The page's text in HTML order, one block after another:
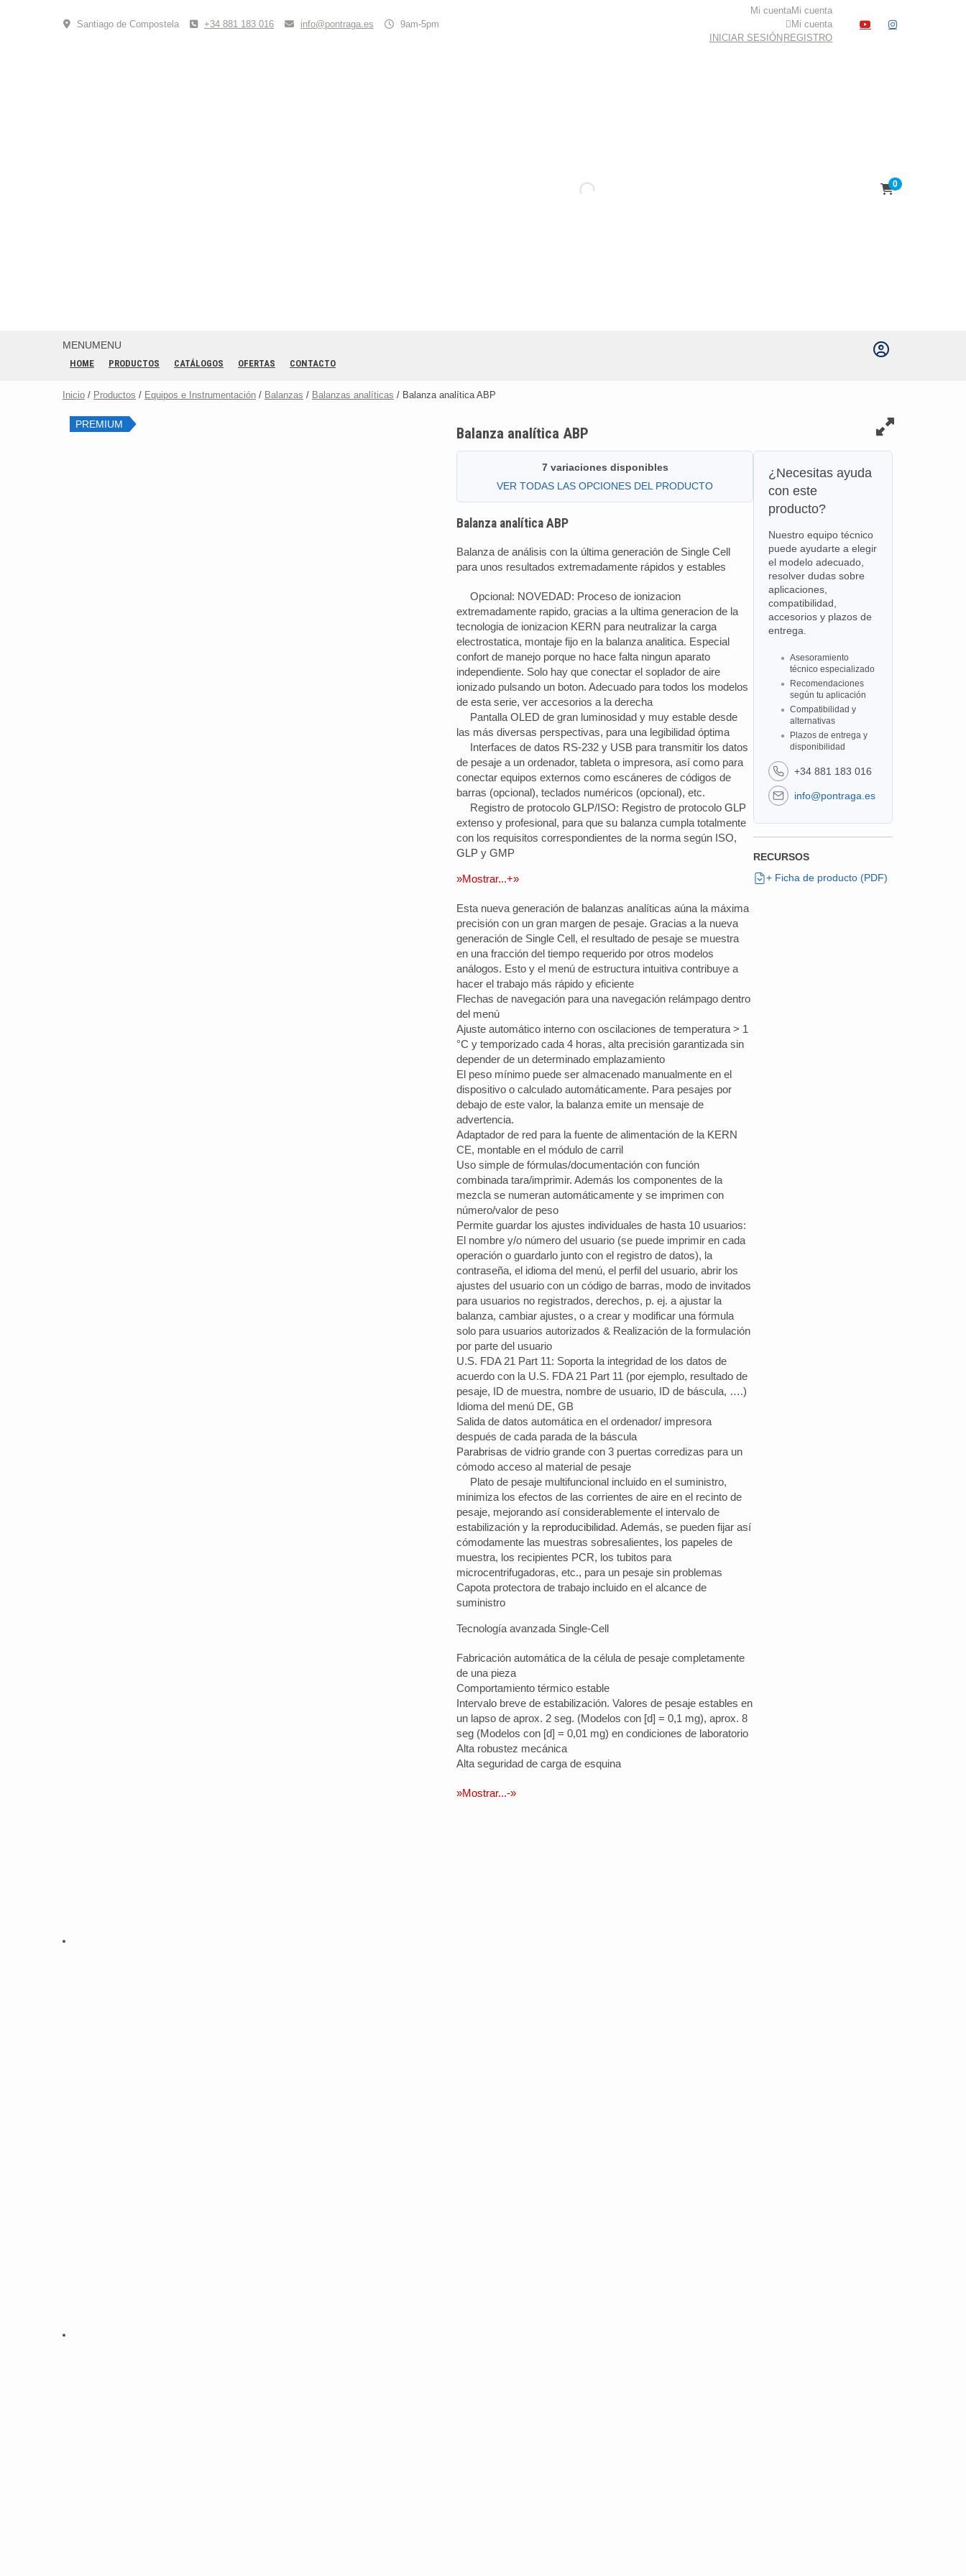
Santiago de Compostela +34 881 183 016 info@pontraga.es 9am-5pm
Mi cuentaMi cuenta
Mi cuenta
INICIAR SESIÓN REGISTRO
YOUTUBE
0
MENUMENU
HOME PRODUCTOS CATÁLOGOS OFERTAS CONTACTO
Inicio / Productos / Equipos e Instrumentación / Balanzas / Balanzas analíticas / Balanza analítica ABP
PREMIUM
Balanza analítica ABP
7 variaciones disponibles
VER TODAS LAS OPCIONES DEL PRODUCTO
Balanza analítica ABP
Balanza de análisis con la última generación de Single Cell
para unos resultados extremadamente rápidos y estables
Opcional: NOVEDAD: Proceso de ionizacion
extremadamente rapido, gracias a la ultima generacion de la
tecnologia de ionizacion KERN para neutralizar la carga
electrostatica, montaje fijo en la balanza analitica. Especial
confort de manejo porque no hace falta ningun aparato
independiente. Solo hay que conectar el soplador de aire
ionizado pulsando un boton. Adecuado para todos los modelos
de esta serie, ver accesorios a la derecha
Pantalla OLED de gran luminosidad y muy estable desde
las más diversas perspectivas, para una legibilidad óptima
Interfaces de datos RS-232 y USB para transmitir los datos
de pesaje a un ordenador, tableta o impresora, así como para
conectar equipos externos como escáneres de códigos de
barras (opcional), teclados numéricos (opcional), etc.
Registro de protocoloGLP/ISO: Registro de protocoloGLP
extenso y profesional, para que su balanza cumpla totalmente
con los requisitos correspondientes de la norma según ISO,
GLP y GMP
»Mostrar...+»
Esta nueva generación de balanzas analíticas aúna la máxima
precisión con un gran margen de pesaje. Gracias a la nueva
generación de Single Cell, el resultado de pesaje se muestra
en una fracción del tiempo requerido por otros modelos
análogos. Esto y el menú de estructura intuitiva contribuye a
hacer el trabajo más rápido y eficiente
Flechas de navegación para una navegación relámpago dentro
del menú
Ajuste automático interno con oscilaciones de temperatura > 1
°C y temporizado cada 4 horas, alta precisión garantizada sin
depender de un determinado emplazamiento
El peso mínimo puede ser almacenado manualmente en el
dispositivo o calculado automáticamente. Para pesajes por
debajo de este valor, la balanza emite un mensaje de
advertencia.
Adaptador de red para la fuente de alimentación de la KERN
CE, montable en el módulo de carril
Uso simple de fórmulas/documentación con función
combinada tara/imprimir. Además los componentes de la
mezcla se numeran automáticamente y se imprimen con
número/valor de peso
Permite guardar los ajustes individuales de hasta 10 usuarios:
El nombre y/o número del usuario (se puede imprimir en cada
operación o guardarlo junto con el registro de datos), la
contraseña, el idioma del menú, el perfil del usuario, abrir los
ajustes del usuario con un código de barras, modo de invitados
para usuarios no registrados, derechos, p. ej. a ajustar la
balanza, cambiar ajustes, o a crear y modificar una fórmula
solo para usuarios autorizados & Realización de la formulación
por parte del usuario
U.S. FDA 21 Part 11: Soporta la integridad de los datos de
acuerdo con la U.S. FDA 21 Part 11 (por ejemplo, resultado de
pesaje, ID de muestra, nombre de usuario, ID de báscula, ….)
Idioma del menú DE, GB
Salida de datos automática en el ordenador/ impresora
después de cada parada de la báscula
Parabrisas de vidrio grande con 3 puertas corredizas para un
cómodo acceso al material de pesaje
Plato de pesaje multifuncional incluido en el suministro,
minimiza los efectos de las corrientes de aire en el recinto de
pesaje, mejorando así considerablemente el intervalo de
estabilización y la reproducibilidad. Además, se pueden fijar así
cómodamente las muestras sobresalientes, los papeles de
muestra, los recipientes PCR, los tubitos para
microcentrifugadoras, etc., para un pesaje sin problemas
Capota protectora de trabajo incluido en el alcance de
suministro
Tecnología avanzada Single-Cell
Fabricación automática de la célula de pesaje completamente
de una pieza
Comportamiento térmico estable
Intervalo breve de estabilización. Valores de pesaje estables en
un lapso de aprox. 2 seg. (Modelos con [d] = 0,1 mg), aprox. 8
seg (Modelos con [d] = 0,01 mg) en condiciones de laboratorio
Alta robustez mecánica
Alta seguridad de carga de esquina
»Mostrar...-»
¿Necesitas ayuda
con este
producto?
Nuestro equipo técnico
puede ayudarte a elegir
el modelo adecuado,
resolver dudas sobre
aplicaciones,
compatibilidad,
accesorios y plazos de
entrega.
Asesoramiento
técnico especializado
Recomendaciones
según tu aplicación
Compatibilidad y
alternativas
Plazos de entrega y
disponibilidad
+34 881 183 016
info@pontraga.es
RECURSOS
+ Ficha de producto (PDF)